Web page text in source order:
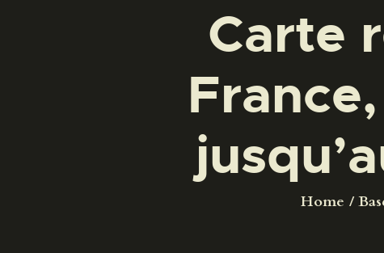
Carte
Home